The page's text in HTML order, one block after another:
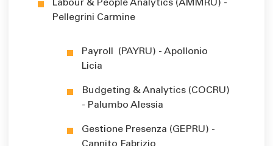
Labour & People Analytics (AMMRU) -
Pellegrini Carmine
Payroll (PAYRU) - Apollonio
Licia
Budgeting & Analytics (COCRU)
- Palumbo Alessia
Gestione Presenza (GEPRU) -